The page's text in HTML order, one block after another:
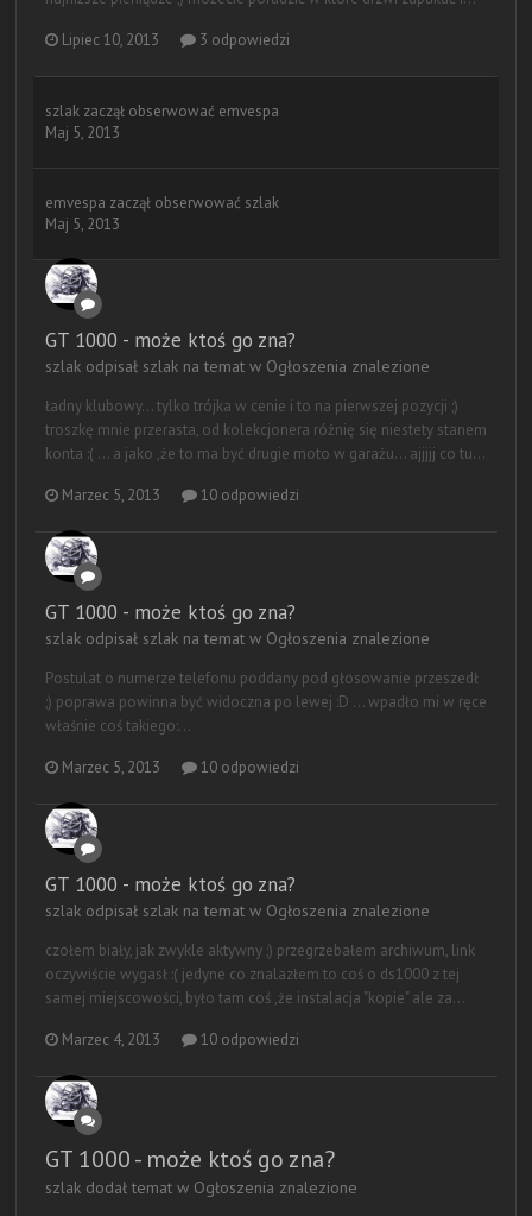
Lipiec 10, 2013 3 odpowiedzi
szlak zaczął obserwować emvespa
Maj 5, 2013
emvespa zaczął obserwować szlak
Maj 5, 2013
GT 1000 - może ktoś go zna?
szlak odpisał szlak na temat w Ogłoszenia znalezione
ładny klubowy... tylko trójka w cenie i to na pierwszej pozycji ;)
troszkę mnie przerasta, od kolekcjonera różnię się niestety stanem
konta :( ... a jako ,że to ma być drugie moto w garażu... ajjjjj co tu...
Marzec 5, 2013 10 odpowiedzi
GT 1000 - może ktoś go zna?
szlak odpisał szlak na temat w Ogłoszenia znalezione
Postulat o numerze telefonu poddany pod głosowanie przeszedł
;) poprawa powinna być widoczna po lewej :D ... wpadło mi w ręce
właśnie coś takiego:...
Marzec 5, 2013 10 odpowiedzi
GT 1000 - może ktoś go zna?
szlak odpisał szlak na temat w Ogłoszenia znalezione
czołem biały, jak zwykle aktywny ;) przegrzebałem archiwum, link
oczywiście wygasł :( jedyne co znalazłem to coś o ds1000 z tej
samej miejscowości, było tam coś ,że instalacja "kopie" ale za...
Marzec 4, 2013 10 odpowiedzi
GT 1000 - może ktoś go zna?
szlak dodał temat w Ogłoszenia znalezione